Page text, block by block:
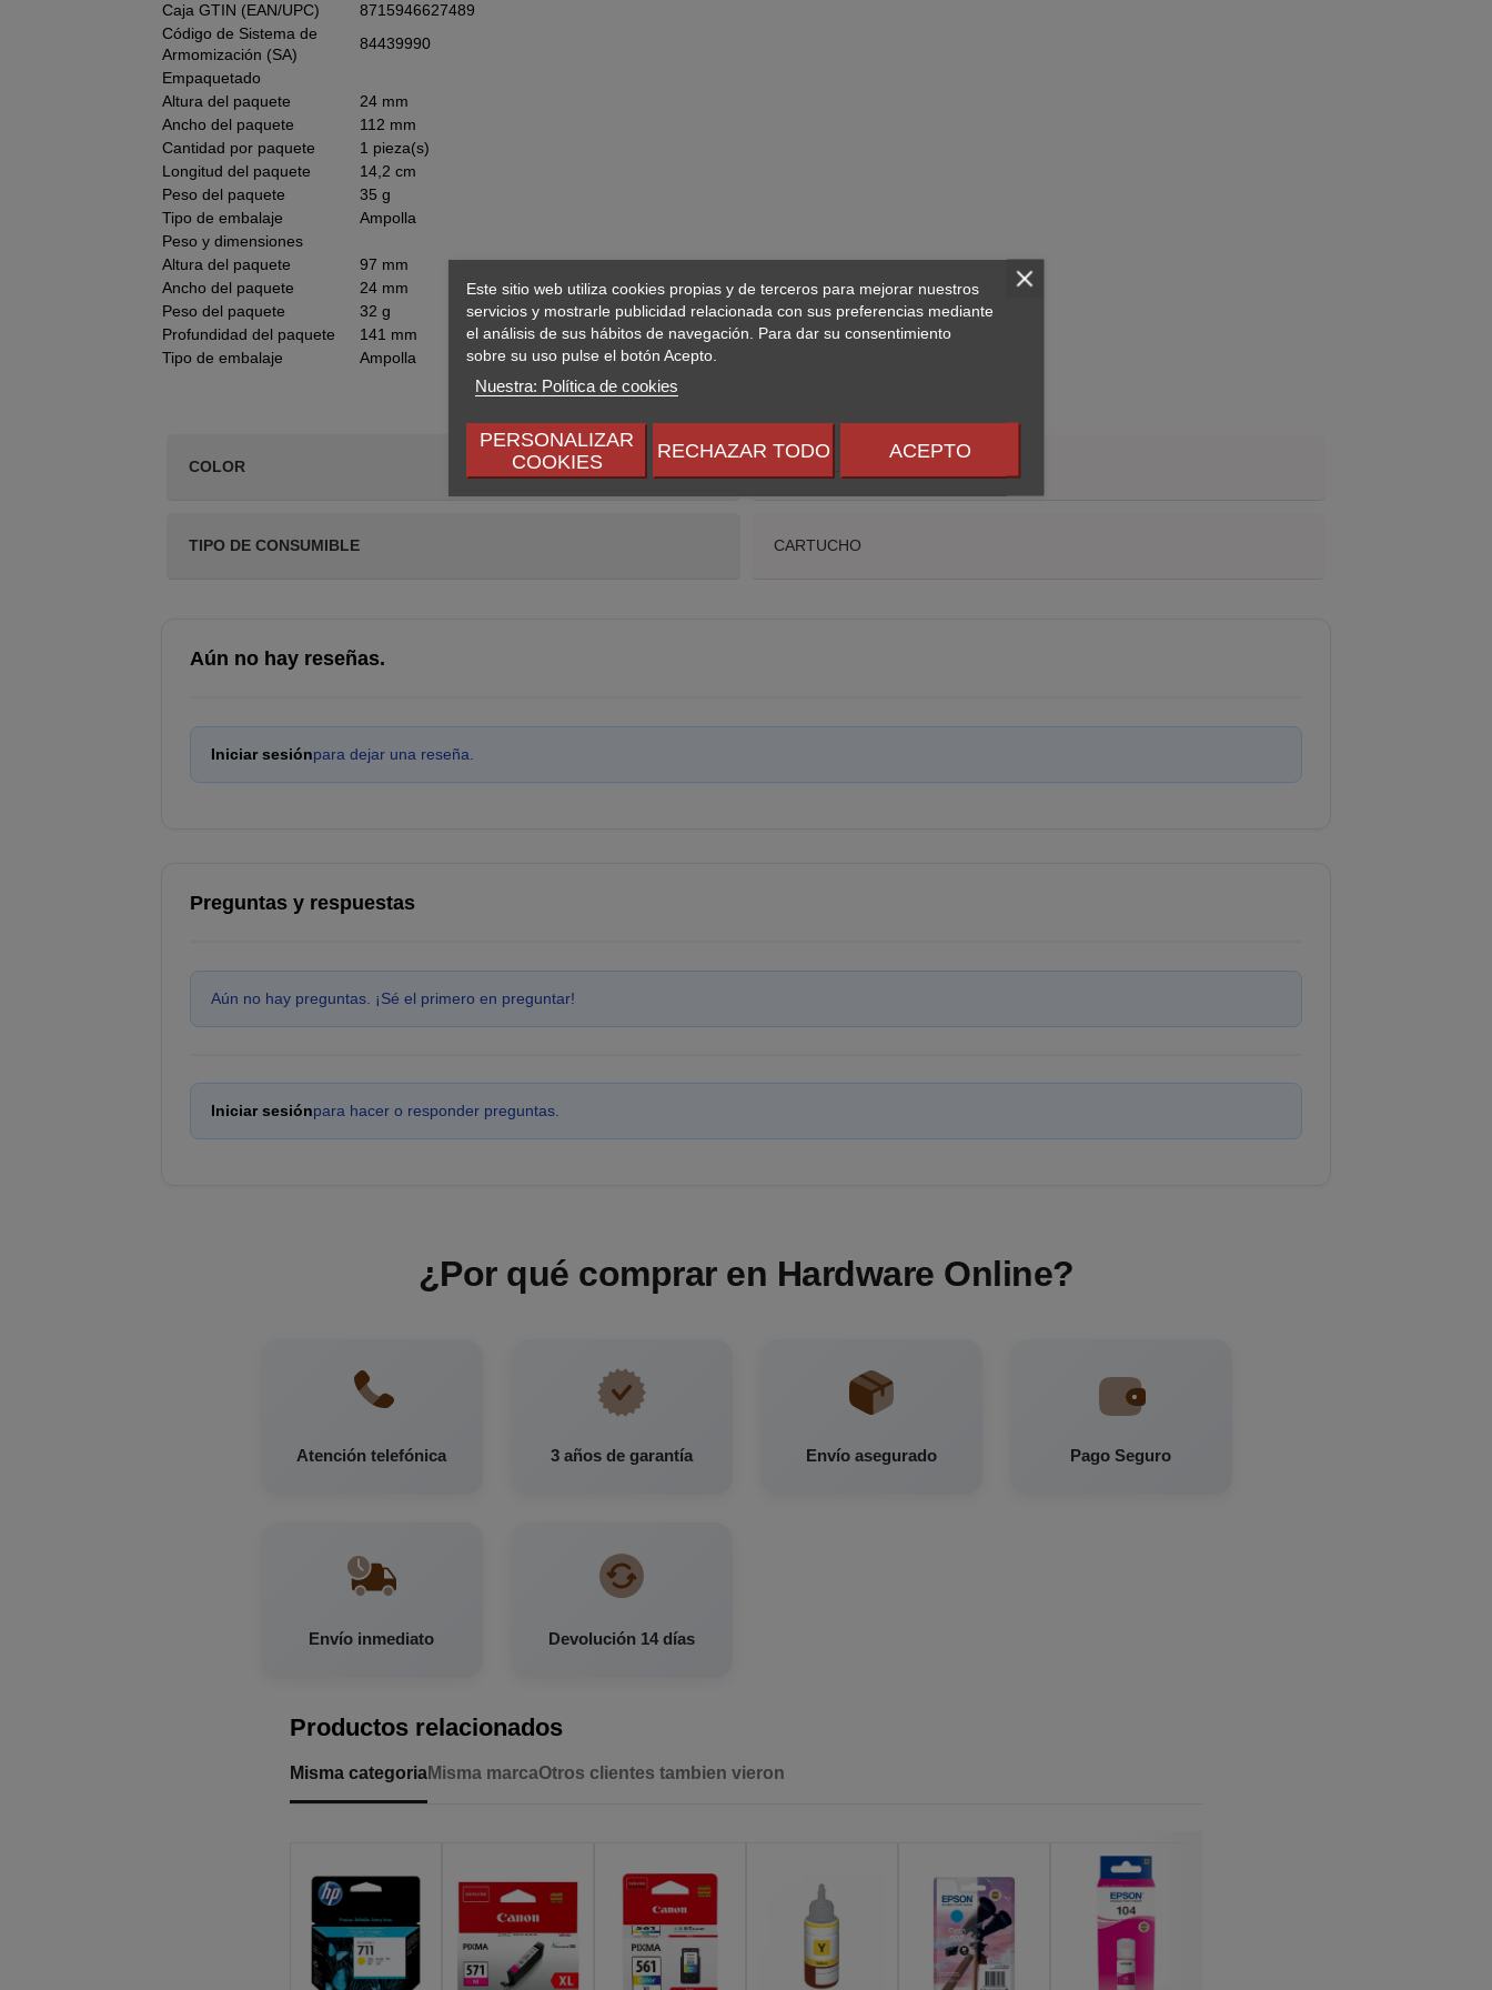
Este sitio web utiliza cookies propias y de terceros para mejorar nuestros
servicios y mostrarle publicidad relacionada con sus preferencias mediante
el análisis de sus hábitos de navegación. Para dar su consentimiento
sobre su uso pulse el botón Acepto.
Nuestra: Política de cookies
PERSONALIZAR
COOKIES
RECHAZAR TODO ACEPTO
Caja GTIN (EAN/UPC)
8715946627489
Código de Sistema de
Armomización (SA)
84439990
Empaquetado
Altura del paquete
24 mm
Ancho del paquete
112 mm
Cantidad por paquete
1 pieza(s)
Longitud del paquete
14,2 cm
Peso del paquete
35 g
Tipo de embalaje
Ampolla
Peso y dimensiones
Altura del paquete
97 mm
Ancho del paquete
24 mm
Peso del paquete
32 g
Profundidad del paquete
141 mm
Tipo de embalaje
Ampolla
COLOR
TIPO DE CONSUMIBLE CARTUCHO
Aún no hay reseñas.
Iniciar sesiónpara dejar una reseña.
Preguntas y respuestas
Aún no hay preguntas. ¡Sé el primero en preguntar!
Iniciar sesiónpara hacer o responder preguntas.
¿Por qué comprar en Hardware Online?
Atención telefónica 3 años de garantía Envío asegurado Pago Seguro
Envío inmediato Devolución 14 días
Productos relacionados
Misma categoriaMisma marcaOtros clientes tambien vieron